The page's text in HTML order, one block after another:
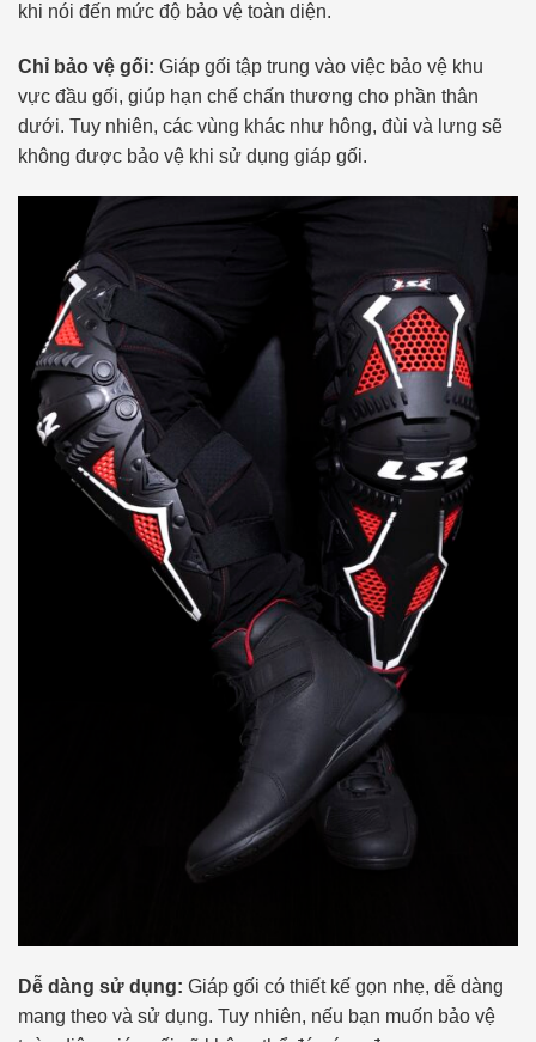
khi nói đến mức độ bảo vệ toàn diện.
Chỉ bảo vệ gối: Giáp gối tập trung vào việc bảo vệ khu
vực đầu gối, giúp hạn chế chấn thương cho phần thân
dưới. Tuy nhiên, các vùng khác như hông, đùi và lưng sẽ
không được bảo vệ khi sử dụng giáp gối.
Dễ dàng sử dụng: Giáp gối có thiết kế gọn nhẹ, dễ dàng
mang theo và sử dụng. Tuy nhiên, nếu bạn muốn bảo vệ